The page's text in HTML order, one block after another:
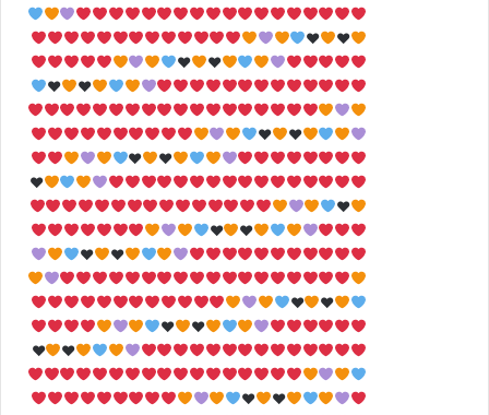
♥
♥
♥
♥
♥
♥
♥
♥
♥
♥
♥
♥
♥
♥
♥
♥
♥
♥
♥
♥
♥
♥
♥
♥